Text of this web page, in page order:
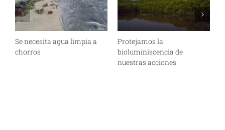
Se necesita agua limpia a
chorros
Protejamos la
bioluminiscencia de
nuestras acciones